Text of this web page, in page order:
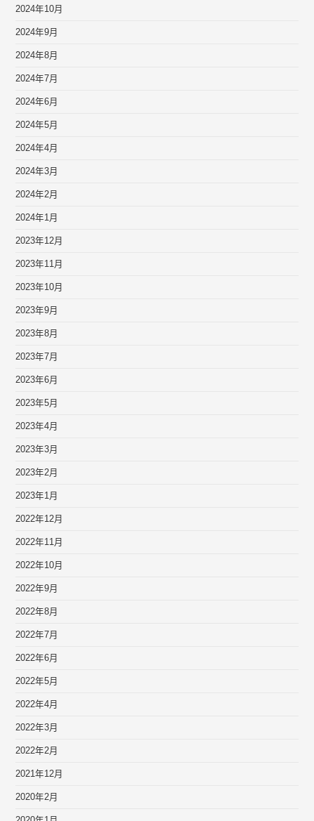
2024年10月
2024年9月
2024年8月
2024年7月
2024年6月
2024年5月
2024年4月
2024年3月
2024年2月
2024年1月
2023年12月
2023年11月
2023年10月
2023年9月
2023年8月
2023年7月
2023年6月
2023年5月
2023年4月
2023年3月
2023年2月
2023年1月
2022年12月
2022年11月
2022年10月
2022年9月
2022年8月
2022年7月
2022年6月
2022年5月
2022年4月
2022年3月
2022年2月
2021年12月
2020年2月